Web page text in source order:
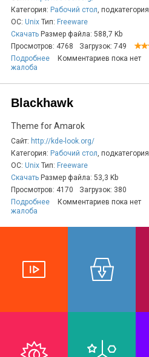
Категория: Рабочий стол, подкатегория
ОС: Unix Тип: Freeware
Скачать Размер файла: 588,7 Kb
Просмотров: 4768
Загрузок: 749
Подробнее
Комментариев пока нет
жалоба
Blackhawk
Theme for Amarok
Сайт: http://kde-look.org/
Категория: Рабочий стол, подкатегория
ОС: Unix Тип: Freeware
Скачать Размер файла: 53,3 Kb
Просмотров: 4170
Загрузок: 380
Подробнее
Комментариев пока нет
жалоба